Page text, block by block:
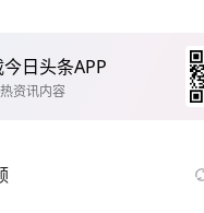
日头条APP
资讯内容